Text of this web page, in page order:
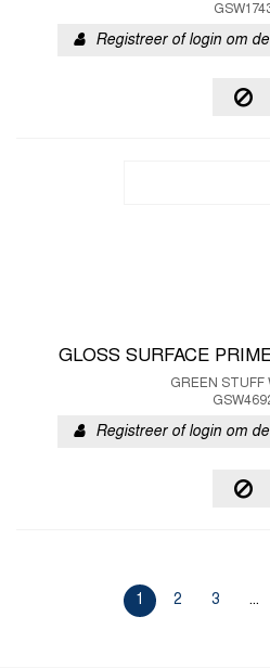
Registreer of login om
GLOSS SURFACE
GREEN STUFF
Registreer of login om
1 2 3 ...